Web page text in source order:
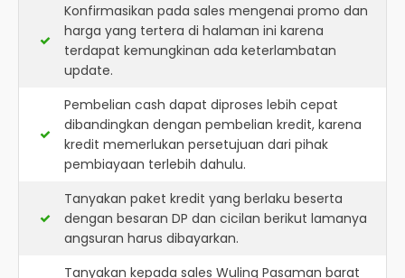
Konfirmasikan pada sales mengenai promo dan
harga yang tertera di halaman ini karena
terdapat kemungkinan ada keterlambatan
update.
Pembelian cash dapat diproses lebih cepat
dibandingkan dengan pembelian kredit, karena
kredit memerlukan persetujuan dari pihak
pembiayaan terlebih dahulu.
Tanyakan paket kredit yang berlaku beserta
dengan besaran DP dan cicilan berikut lamanya
angsuran harus dibayarkan.
Tanyakan kepada sales Wuling Pasaman barat